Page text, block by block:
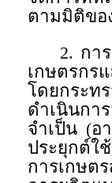
ตามมิติข
2. การเ
เกษตรกร
โดยกระ
ดำเนินกา
จำเป็น (
ประยุกต์ใ
การเกษต